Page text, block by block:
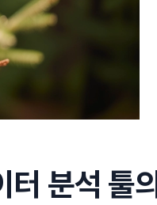
터 분석 툴